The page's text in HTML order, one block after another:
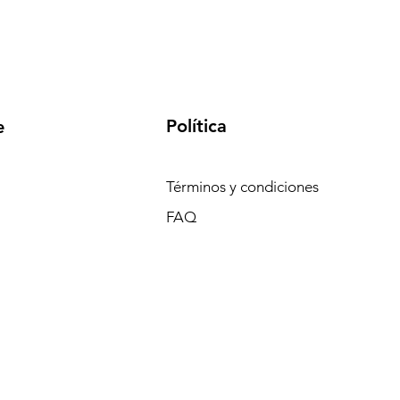
Política
Términos y condiciones
FAQ